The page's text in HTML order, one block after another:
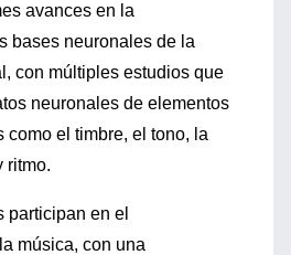
avances en la
bases neuronales de la
con múltiples estudios que
neuronales de elementos
como el timbre, el tono, la
ritmo.
participan en el
música, con una